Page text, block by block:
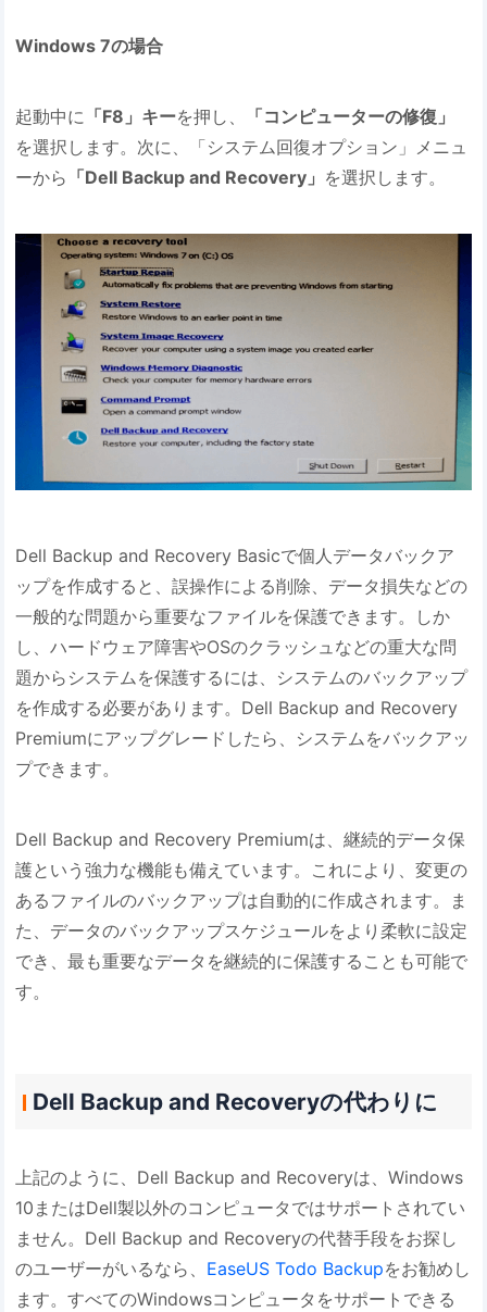
Windows 7の場合
起動中に 「F8」キーを押し、
「コンピューターの修復」
を選択します。次に、「システム回復オプション」メニュ
ーから 「Dell Backup and Recovery」 を選択します。
Dell Backup and Recovery Basicで個人データバックア
ップを作成すると、誤操作による削除、データ損失などの
一般的な問題から重要なファイルを保護できます。しか
し、ハードウェア障害やOSのクラッシュなどの重大な問
題からシステムを保護するには、システムのバックアップ
を作成する必要があります。Dell Backup and Recovery
Premiumにアップグレードしたら、システムをバックアッ
プできます。
Dell Backup and Recovery Premiumは、継続的データ保
護という強力な機能も備えています。これにより、変更の
あるファイルのバックアップは自動的に作成されます。ま
た、データのバックアップスケジュールをより柔軟に設定
でき、最も重要なデータを継続的に保護することも可能で
す。
Dell Backup and Recoveryの代わりに
上記のように、Dell Backup and Recoveryは、Windows
10またはDell製以外のコンピュータではサポートされてい
ません。Dell Backup and Recoveryの代替手段をお探し
のユーザーがいるなら、 EaseUS Todo Backupをお勧めし
ます。すべてのWindowsコンピュータをサポートできる